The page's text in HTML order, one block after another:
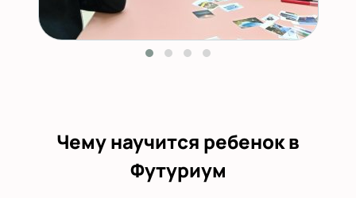
Чему научится ребенок в
Футуриум